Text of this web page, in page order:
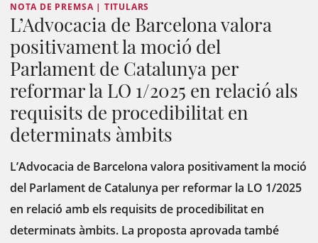
NOTA DE PREMSA | TITULARS
L’Advocacia de Barcelona valora
positivament la moció del
Parlament de Catalunya per
reformar la LO 1/2025 en relació als
requisits de procedibilitat en
determinats àmbits
L’Advocacia de Barcelona valora positivament la moció
del Parlament de Catalunya per reformar la LO 1/2025
en relació amb els requisits de procedibilitat en
determinats àmbits. La proposta aprovada també